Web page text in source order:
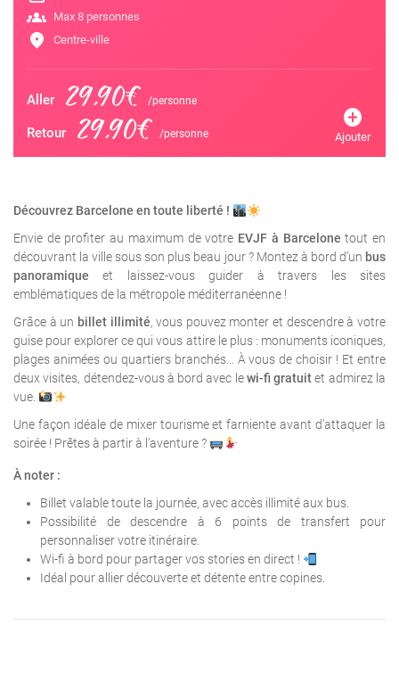
groups Max 8 personnes
location_on Centre-ville
Aller 29,90€ /personne
Retour 29,90€ /personne
add_circle
Ajouter
Découvrez Barcelone en toute liberté !
Envie de profiter au maximum de votre EVJF à Barcelone tout en
découvrant la ville sous son plus beau jour ? Montez à bord d’un bus
panoramique et laissez-vous guider à travers les sites
emblématiques de la métropole méditerranéenne !
Grâce à un billet illimité, vous pouvez monter et descendre à votre
guise pour explorer ce qui vous attire le plus : monuments iconiques,
plages animées ou quartiers branchés… À vous de choisir ! Et entre
deux visites, détendez-vous à bord avec lewi-fi gratuitet admirez la
vue.
Une façon idéale de mixer tourisme et farniente avant d’attaquer la
soirée ! Prêtes à partir à l’aventure ?
À noter :
Billet valable toute la journée, avec accès illimité aux bus.
Possibilité de descendre à 6 points de transfert pour
personnaliser votre itinéraire.
Wi-fi à bord pour partager vos stories en direct !
Idéal pour allier découverte et détente entre copines.